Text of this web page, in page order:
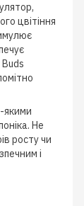
цвітіння
якими
Не
росту чи
і